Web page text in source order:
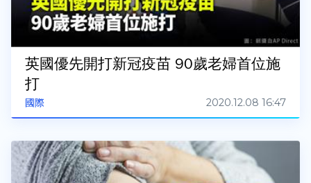
國際
英國優先開打新冠疫苗 90歲老婦首位施
打
2020.12.08 16:47